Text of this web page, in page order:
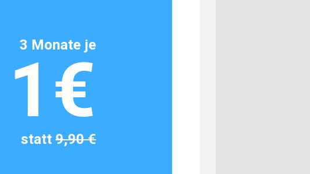
3 Monate je
1€
statt9,90 €